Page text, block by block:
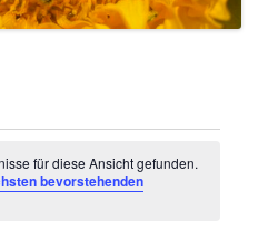
für diese Ansicht gefunden.
bevorstehenden